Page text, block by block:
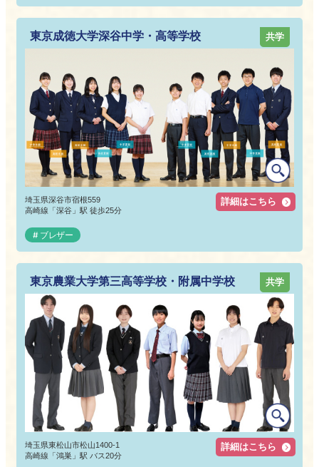
東京成徳大学深谷中学・高等学校
埼玉県深谷市宿根559
高崎線「深谷」駅 徒歩25分
ブレザー
共学
詳細はこちら
東京農業大学第三高等学校・附属中学校
埼玉県東松山市松山1400-1
高崎線「鴻巣」駅 バス20分
共学
詳細はこちら